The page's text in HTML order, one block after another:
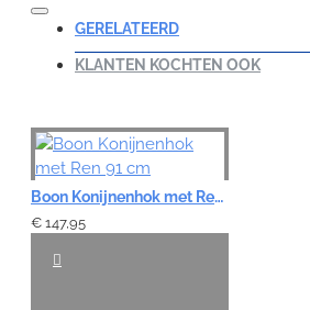
Opmerking:
Note:HTML-code wordt niet vertaald!
Waardering:
Slecht Goed
GERELATEERD
KLANTEN KOCHTEN OOK
Boon Konijnenhok met Ren 91 cm
€ 147,95